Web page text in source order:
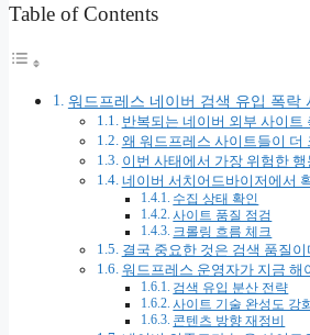
Table of Contents
워드프레스 네이버 검색 유입 폭락
반복되는 네이버 외부 사이트
왜 워드프레스 사이트들이 더
이번 사태에서 가장 위험한 행
네이버 서치어드바이저에서
수집 상태 확인
사이트 품질 점검
크롤링 흐름 체크
결국 중요한 것은 검색 품질이
워드프레스 운영자가 지금 해
검색 유입 분산 전략
사이트 기술 완성도 강
콘텐츠 방향 재정비